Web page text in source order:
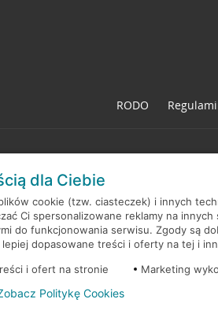
RODO
Polska S.A. Wszelkie prawa zastrzeżone
dla Ciebie
cookie (tzw. ciasteczek) i innych
Ci spersonalizowane reklamy na
do funkcjonowania serwisu. Zgody są
dopasowane treści i oferty na tej i
i ofert na stronie Marketing
Politykę Cookies